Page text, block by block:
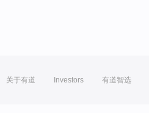
关于有道 Investors 有道智选